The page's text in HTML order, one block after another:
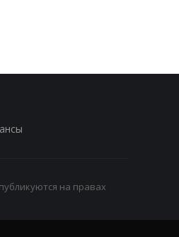
на правах